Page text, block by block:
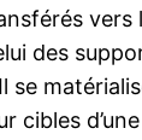
des
se